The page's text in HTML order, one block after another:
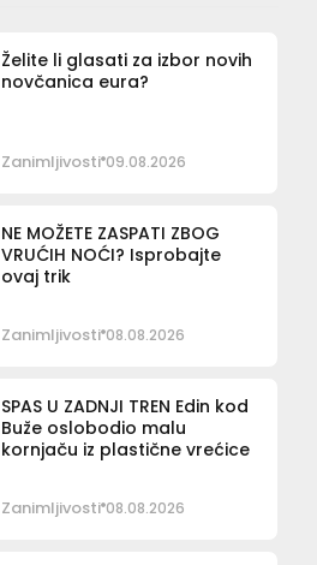
Želite li glasati za izbor novih
novčanica eura?
Zanimljivosti 09.08.2026
NE MOŽETE ZASPATI ZBOG
VRUĆIH NOĆI? Isprobajte
ovaj trik
Zanimljivosti 08.08.2026
SPAS U ZADNJI TREN Edin kod
Buže oslobodio malu
kornjaču iz plastične vrećice
Zanimljivosti 08.08.2026